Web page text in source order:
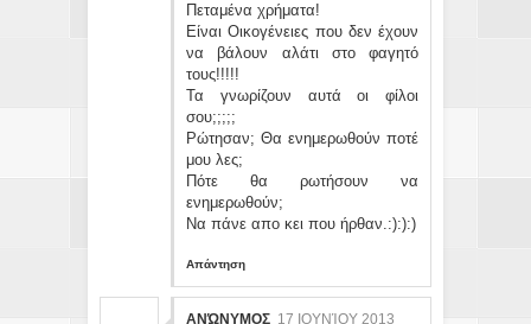
Πεταμένα χρήματα!
Είναι Οικογένειες που δεν έχουν
να βάλουν αλάτι στο φαγητό
τους!!!!!
Τα γνωρίζουν αυτά οι φίλοι
σου;;;;;
Ρώτησαν; Θα ενημερωθούν ποτέ
μου λες;
Πότε θα ρωτήσουν να
ενημερωθούν;
Να πάνε απο κει που ήρθαν.:):):)
Απάντηση
ΑΝΏΝΥΜΟΣ 17 ΙΟΥΝΊΟΥ 2013